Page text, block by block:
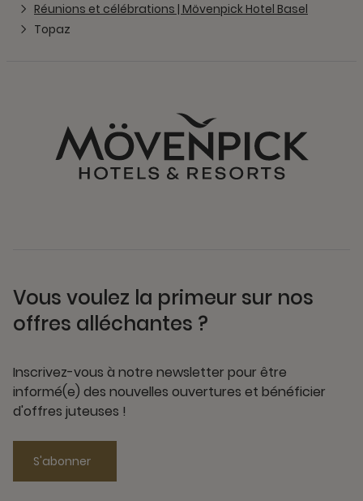
Réunions et célébrations | Mövenpick Hotel Basel
Topaz
Vous voulez la primeur sur nos
offres alléchantes ?
Inscrivez-vous à notre newsletter pour être
informé(e) des nouvelles ouvertures et bénéficier
d'offres juteuses !
S'abonner